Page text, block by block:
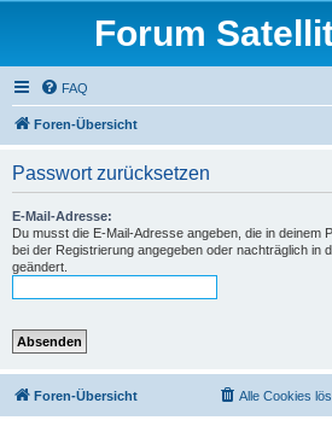
Forum
FAQ
Foren-Übersicht
Passwort zurücksetzen
E-Mail-Adresse:
Du musst die E-Mail-Adresse angeben, die in deinem
bei der Registrierung angegeben oder nachträglich in
geändert.
Foren-Übersicht Alle Cookies